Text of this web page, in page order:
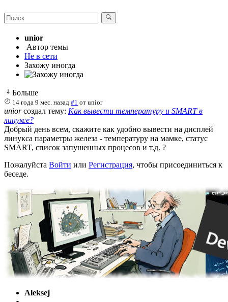
unior
Автор темы
Не в сети
Захожу иногда
Больше
14 года 9 мес. назад #1 отunior
uniorсоздал тему: Как вывести температуру и SMART в
линуксе?
Добрый день всем, скажите как удобно вывести на дисплей
линукса параметры железа - температуру на мамке, статус
SMART, список запушенных процесов и т.д. ?
Пожалуйста Войти или Регистрация, чтобы присоединиться к
беседе.
Aleksej